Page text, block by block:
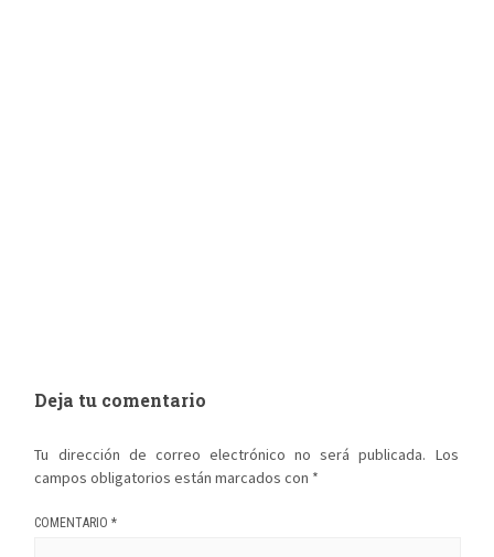
Deja tu comentario
Tu dirección de correo electrónico no será publicada. Los
campos obligatorios están marcados con *
COMENTARIO*